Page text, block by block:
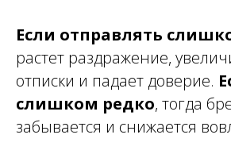
Если отправлять
растет раздражение,
отписки и падает доверие.
слишком редко, тогда
забывается и снижается